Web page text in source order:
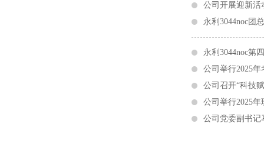
公司开展迎新活
永利3044noc团
永利3044noc第
公司举行2025
公司召开“科技
公司举行2025
公司党委副书记